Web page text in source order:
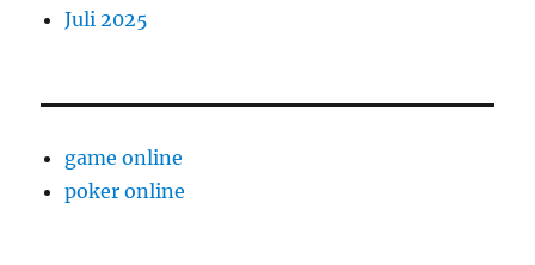
Juli 2025
game online
poker online